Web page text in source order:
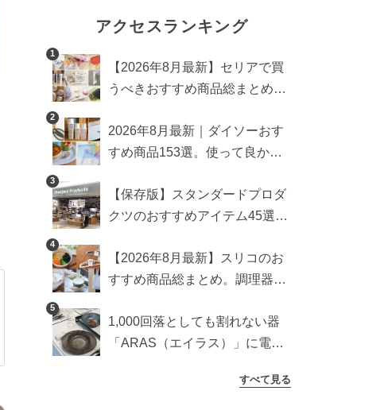
アクセスランキング
1
【2026年8月最新】セリアで買
うべきおすすめ商品総まとめ。
2
2026年8月最新｜ダイソーおす
すめ商品153選。使って良かっ
3
【保存版】スタンダードプロダ
クツのおすすめアイテム45選。
4
【2026年8月最新】スリコのお
すすめ商品総まとめ。調理器具
5
1,000回落としても割れない器
「ARAS（エイラス）」に電子
すべて見る